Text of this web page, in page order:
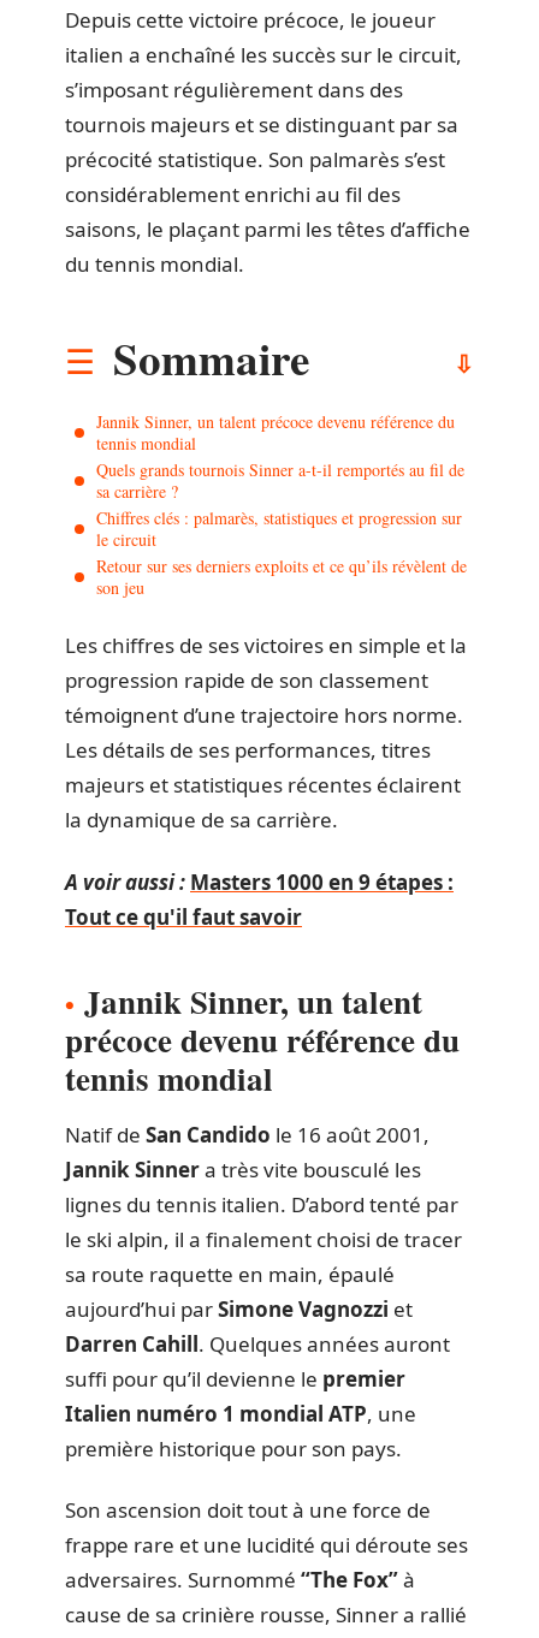
Depuis cette victoire précoce, le joueur
italien a enchaîné les succès sur le circuit,
s’imposant régulièrement dans des
tournois majeurs et se distinguant par sa
précocité statistique. Son palmarès s’est
considérablement enrichi au fil des
saisons, le plaçant parmi les têtes d’affiche
du tennis mondial.
Sommaire
Jannik Sinner, un talent précoce devenu référence du
tennis mondial
Quels grands tournois Sinner a-t-il remportés au fil de
sa carrière ?
Chiffres clés : palmarès, statistiques et progression sur
le circuit
Retour sur ses derniers exploits et ce qu’ils révèlent de
son jeu
Les chiffres de ses victoires en simple et la
progression rapide de son classement
témoignent d’une trajectoire hors norme.
Les détails de ses performances, titres
majeurs et statistiques récentes éclairent
la dynamique de sa carrière.
A voir aussi : Masters 1000 en 9 étapes :
Tout ce qu'il faut savoir
Jannik Sinner, un talent
précoce devenu référence du
tennis mondial
Natif de San Candido le 16 août 2001,
Jannik Sinnera très vite bousculé les
lignes du tennis italien. D’abord tenté par
le ski alpin, il a finalement choisi de tracer
sa route raquette en main, épaulé
aujourd’hui parSimone Vagnozzi et
Darren Cahill. Quelques années auront
suffi pour qu’il devienne le premier
Italien numéro 1 mondial ATP, une
première historique pour son pays.
Son ascension doit tout à une force de
frappe rare et une lucidité qui déroute ses
adversaires. Surnommé “The Fox”à
cause de sa crinière rousse, Sinner a rallié